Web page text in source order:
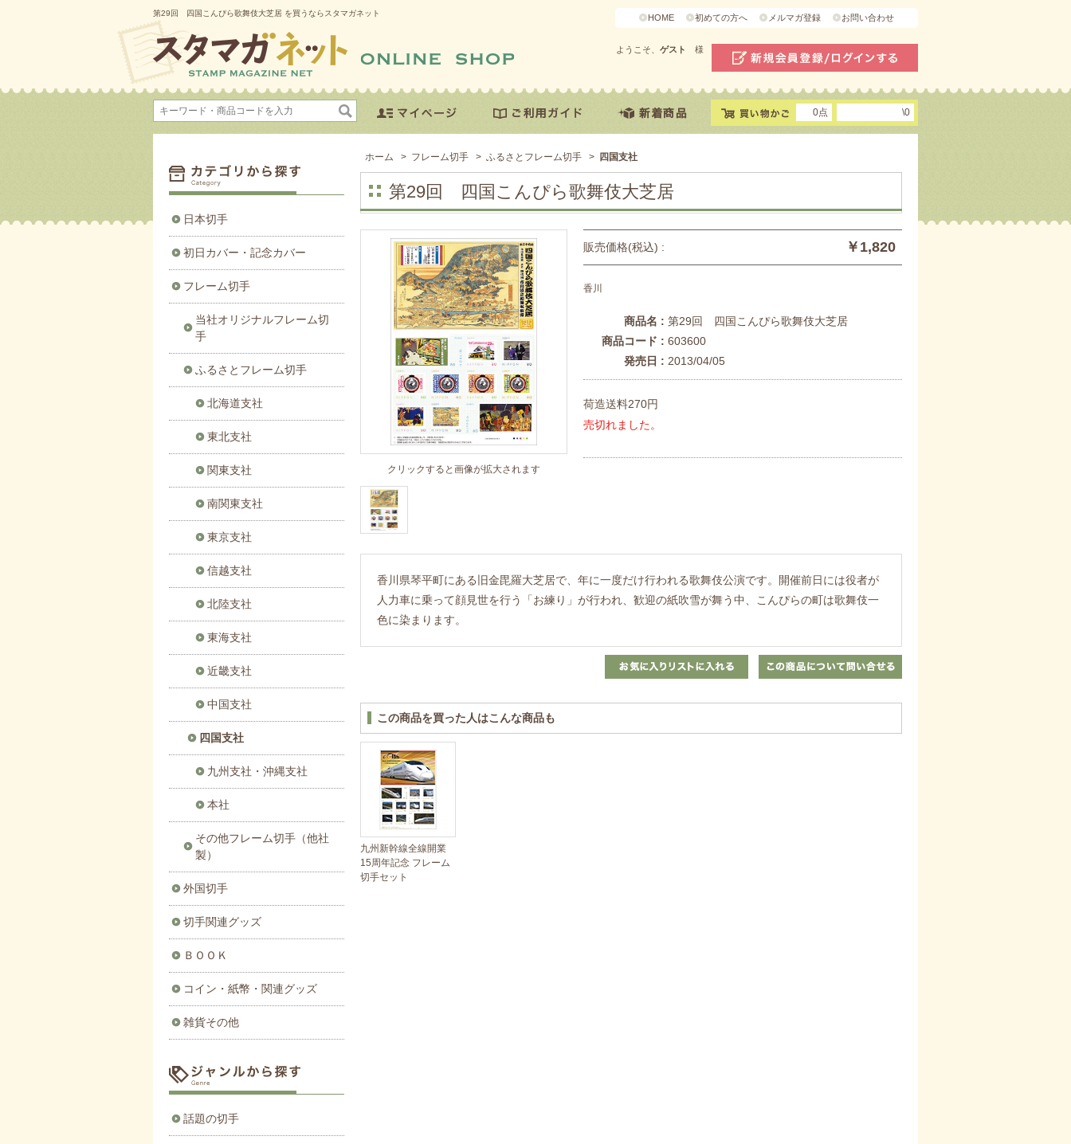
第29回 四国こんぴら歌舞伎大芝居 を買うならスタマガネット HOME 初めての方へ メルマガ登録 お問い合わせ
ようこそ、 ゲスト 様
0点 \0
ホーム > フレーム切手 > ふるさとフレーム切手 > 四国支社
第29回 四国こんぴら歌舞伎大芝居
クリックすると画像が拡大されます
販売価格(税込) : ￥1,820
香川
商品名 : 第29回 四国こんぴら歌舞伎大芝居
商品コード : 603600
発売日 : 2013/04/05
荷造送料270円
売切れました。
香川県琴平町にある旧金毘羅大芝居で、年に一度だけ行われる歌舞伎公演です。開催前日には役者が
人力車に乗って顔見世を行う「お練り」が行われ、歓迎の紙吹雪が舞う中、こんぴらの町は歌舞伎一
色に染まります。
この商品を買った人はこんな商品も
九州新幹線全線開業
15周年記念 フレーム
切手セット
日本切手
初日カバー・記念カバー
フレーム切手
当社オリジナルフレーム切
手
ふるさとフレーム切手
北海道支社
東北支社
関東支社
南関東支社
東京支社
信越支社
北陸支社
東海支社
近畿支社
中国支社
四国支社
九州支社・沖縄支社
本社
その他フレーム切手（他社
製）
外国切手
切手関連グッズ
ＢＯＯＫ
コイン・紙幣・関連グッズ
雑貨その他
話題の切手